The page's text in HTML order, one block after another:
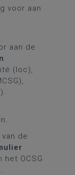
voor aan
aan de
:
(loc),
van de
het OCSG